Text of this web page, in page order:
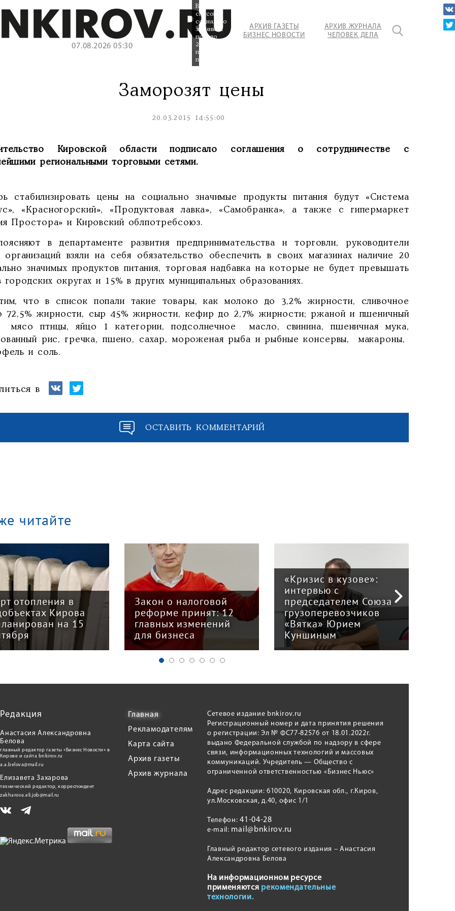
07.08.2026 05:30
АРХИВ ГАЗЕТЫ
БИЗНЕС НОВОСТИ
АРХИВ ЖУРНАЛА
ЧЕЛОВЕК ДЕЛА
В
список
социально
значимых
попало
20
продуктов
питания.
Заморозят цены
20.03.2015 14:55:00
Кировской области подписало соглашения о сотрудничестве с
региональными торговыми сетями.
стабилизировать цены на социально значимые продукты питания будут «Система
«Красногорский», «Продуктовая лавка», «Самобранка», а также с гипермаркет
Простора» и Кировский облпотребсоюз.
в департаменте развития предпринимательства и торговли, руководители
взяли на себя обязательство обеспечить в своих магазинах наличие 20
значимых продуктов питания, торговая надбавка на которые не будет превышать
городских округах и 15% в других муниципальных образованиях.
что в список попали такие товары, как молоко до 3,2% жирности, сливочное
72,5% жирности, сыр 45% жирности, кефир до 2,7% жирности; ржаной и пшеничный
мясо птицы, яйцо 1 категории, подсолнечное масло, свинина, пшеничная мука,
рис, гречка, пшено, сахар, мороженая рыба и рыбные консервы, макароны,
и соль.
в
ОСТАВИТЬ КОММЕНТАРИЙ
читайте
отопления в
Кирова
на 15
Закон о налоговой
реформе принят: 12
главных изменений
для бизнеса
«Кризис в кузове»:
интервью с
председателем Союза
грузоперевозчиков
«Вятка» Юрием
Куншиным
Редакция
Анастасия Александровна
Белова
главный редактор газеты «Бизнес Новости» в
Кирове и сайта bnkirov.ru
a.a.belova@mail.ru
Елизавета Захарова
технический редактор, корреспондент
zakharova.eli.job@mail.ru
Главная
Рекламодателям
Карта сайта
Архив газеты
Архив журнала
Сетевое издание bnkirov.ru
Регистрационный номер и дата принятия решения
о регистрации: Эл № ФС77-82576 от 18.01.2022г.
выдано Федеральной службой по надзору в сфере
связи, информационных технологий и массовых
коммуникаций. Учредитель — Общество с
ограниченной ответственностью «Бизнес Ньюс»
Адрес редакции: 610020, Кировская обл., г.Киров,
ул.Московская, д.40, офис 1/1
Телефон:41-04-28
e-mail: mail@bnkirov.ru
Главный редактор сетевого издания – Анастасия
Александровна Белова
На информационном ресурсе
применяются рекомендательные
технологии.